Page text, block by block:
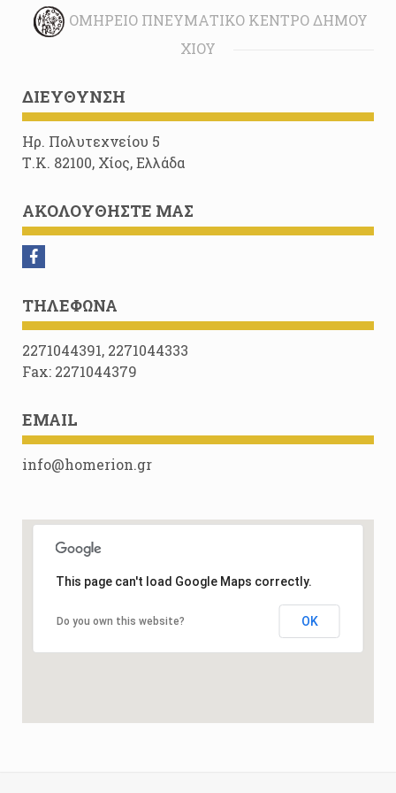
ΟΜΉΡΕΙΟ ΠΝΕΥΜΑΤΙΚΌ ΚΈΝΤΡΟ ΔΉΜΟΥ
ΧΊΟΥ
ΔΙΕΎΘΥΝΣΗ
Ηρ. Πολυτεχνείου 5
Τ.Κ. 82100, Χίος, Ελλάδα
ΑΚΟΛΟΥΘΉΣΤΕ ΜΑΣ
ΤΗΛΈΦΩΝΑ
2271044391, 2271044333
Fax: 2271044379
EMAIL
info@homerion.gr
This page can't load Google Maps correctly.
Do you own this website? OK